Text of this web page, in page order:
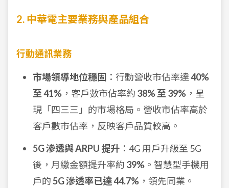
2. 中華電主要業務與產品組合
行動通訊業務
市場領導地位穩固 ：行動營收市佔率達40%
至 41% ，客戶數市佔率約 38% 至 39% ，呈
現「四三三」的市場格局。營收市佔率高於
客戶數市佔率，反映客戶品質較高。
5G 滲透與 ARPU 提升 ：4G 用戶升級至 5G
後，月繳金額提升率約 39% 。智慧型手機用
戶的5G 滲透率已達 44.7% ，領先同業。